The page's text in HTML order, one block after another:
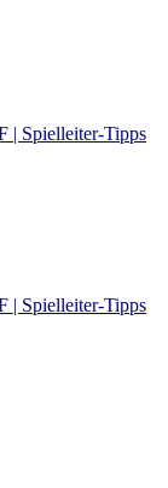
| Spielleiter-Tipps
| Spielleiter-Tipps